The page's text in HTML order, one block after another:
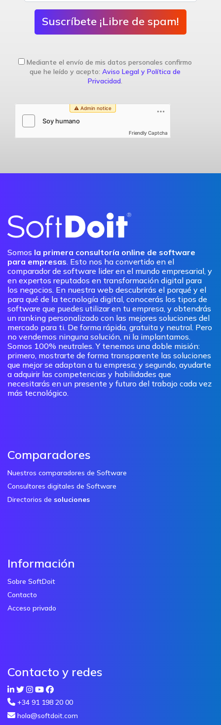
Suscríbete ¡Libre de spam!
Mediante el envío de mis datos personales confirmo
que he leído y acepto: Aviso Legal y Política de
Privacidad
Friendly Captcha
Somos la primera consultoría online de software
para empresas. Esto nos ha convertido en el
comparador de software lider en el mundo empresarial, y
en expertos reputados en transformación digital para
los negocios. En nuestra web descubrirás el porqué y el
para qué de la tecnología digital, conocerás los tipos de
software que puedes utilizar en tu empresa, y obtendrás
un ranking personalizado con las mejores soluciones del
mercado para ti. De forma rápida, gratuita y neutral. Pero
no vendemos ninguna solución, ni la implantamos.
Somos 100% neutrales. Y tenemos una doble misión:
primero, mostrarte de forma transparente las soluciones
que mejor se adaptan a tu empresa; y segundo, ayudarte
a adquirir las competencias y habilidades que
necesitarás en un presente y futuro del trabajo cada vez
más tecnológico.
Comparadores
Nuestros comparadores de Software
Consultores digitales de Software
Directorios de soluciones
Información
Sobre SoftDoit
Contacto
Acceso privado
Contacto y redes
+34 91 198 20 00
hola@softdoit.com